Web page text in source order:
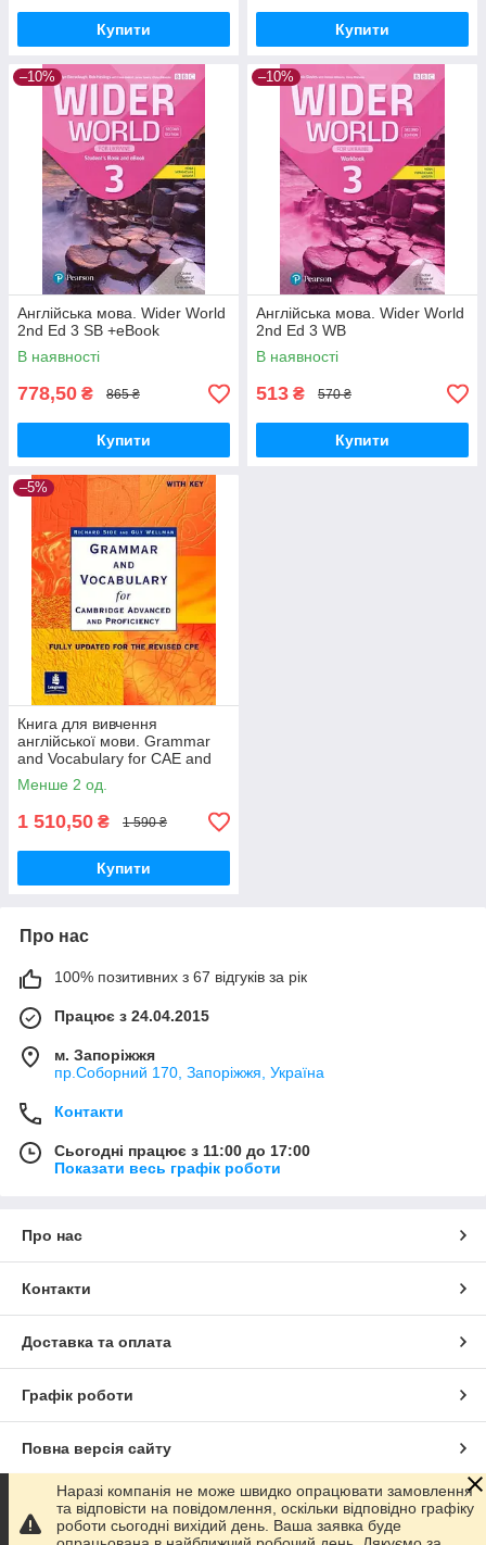
Купити Купити
–10%
Англійська мова. Wider World
2nd Ed 3 SB +eBook
В наявності
778,50 ₴ 865 ₴
Купити
–10%
Англійська мова. Wider World
2nd Ed 3 WB
В наявності
513 ₴ 570 ₴
Купити
–5%
Книга для вивчення
англійської мови. Grammar
and Vocabulary for CAE and
CPE with key
Менше 2 од.
1 510,50 ₴ 1 590 ₴
Купити
Про нас
100% позитивних з 67 відгуків за рік
Працює з 24.04.2015
м. Запоріжжя
пр.Соборний 170, Запоріжжя, Україна
Контакти
Сьогодні працює з 11:00 до 17:00
Показати весь графік роботи
Про нас
Контакти
Доставка та оплата
Графік роботи
Повна версія сайту
Сайт створено на маркетплейсіProm.ua
Наразі компанія не може швидко опрацювати замовлення
та відповісти на повідомлення, оскільки відповідно графіку
роботи сьогодні вихідий день. Ваша заявка буде